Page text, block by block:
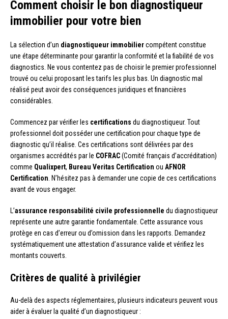
Comment choisir le bon diagnostiqueur
immobilier pour votre bien
La sélection d’un diagnostiqueur immobiliercompétent constitue
une étape déterminante pour garantir la conformité et la fiabilité de vos
diagnostics. Ne vous contentez pas de choisir le premier professionnel
trouvé ou celui proposant les tarifs les plus bas. Un diagnostic mal
réalisé peut avoir des conséquences juridiques et financières
considérables.
Commencez par vérifier les certifications du diagnostiqueur. Tout
professionnel doit posséder une certification pour chaque type de
diagnostic qu’il réalise. Ces certifications sont délivrées par des
organismes accrédités par le COFRAC(Comité français d’accréditation)
comme Qualixpert, Bureau Veritas Certification ou AFNOR
Certification . N’hésitez pas à demander une copie de ces certifications
avant de vous engager.
L’assurance responsabilité civile professionnelle du diagnostiqueur
représente une autre garantie fondamentale. Cette assurance vous
protège en cas d’erreur ou d’omission dans les rapports. Demandez
systématiquement une attestation d’assurance valide et vérifiez les
montants couverts.
Critères de qualité à privilégier
Au-delà des aspects réglementaires, plusieurs indicateurs peuvent vous
aider à évaluer la qualité d’un diagnostiqueur :